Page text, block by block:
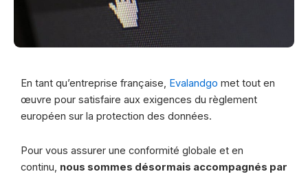
En tant qu’entreprise française, Evalandgo met tout en
œuvre pour satisfaire aux exigences du règlement
européen sur la protection des données.
Pour vous assurer une conformité globale et en
continu, nous sommes désormais accompagnés par